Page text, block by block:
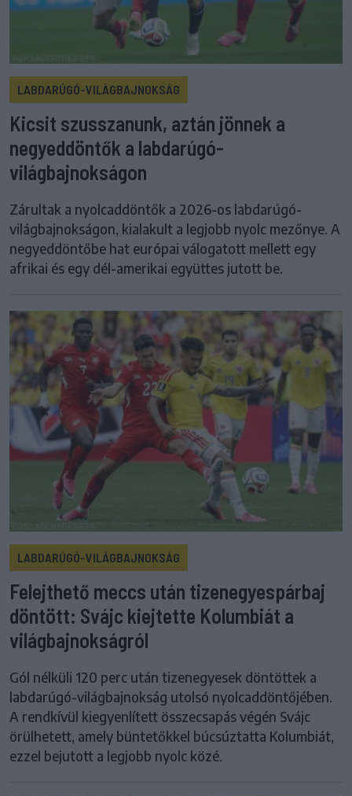
LABDARÚGÓ-VILÁGBAJNOKSÁG
Kicsit szusszanunk, aztán jönnek a
negyeddöntők a labdarúgó-
világbajnokságon
Zárultak a nyolcaddöntők a 2026-os labdarúgó-
világbajnokságon, kialakult a legjobb nyolc mezőnye. A
negyeddöntőbe hat európai válogatott mellett egy
afrikai és egy dél-amerikai együttes jutott be.
LABDARÚGÓ-VILÁGBAJNOKSÁG
Felejthető meccs után tizenegyespárbaj
döntött: Svájc kiejtette Kolumbiát a
világbajnokságról
Gól nélküli 120 perc után tizenegyesek döntöttek a
labdarúgó-világbajnokság utolsó nyolcaddöntőjében.
A rendkívül kiegyenlített összecsapás végén Svájc
örülhetett, amely büntetőkkel búcsúztatta Kolumbiát,
ezzel bejutott a legjobb nyolc közé.